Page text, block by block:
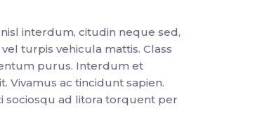
interdum, citudin neque sed,
turpis vehicula mattis. Class
purus. Interdum et
Vivamus ac tincidunt sapien.
sociosqu ad litora torquent per